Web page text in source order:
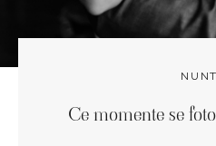
Ce momente se